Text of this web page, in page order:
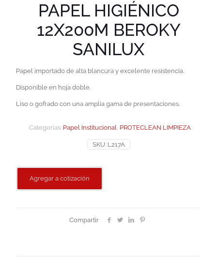
PAPEL HIGIÉNICO
12X200M BEROKY
SANILUX
Papel importado de alta blancura y excelente resistencia.
Disponible en hoja doble.
Liso o gofrado con una amplia gama de presentaciones.
SKU: L217A
Categorías: Papel Institucional, PROTECLEAN LIMPIEZA
Agregar a cotización
Compartir